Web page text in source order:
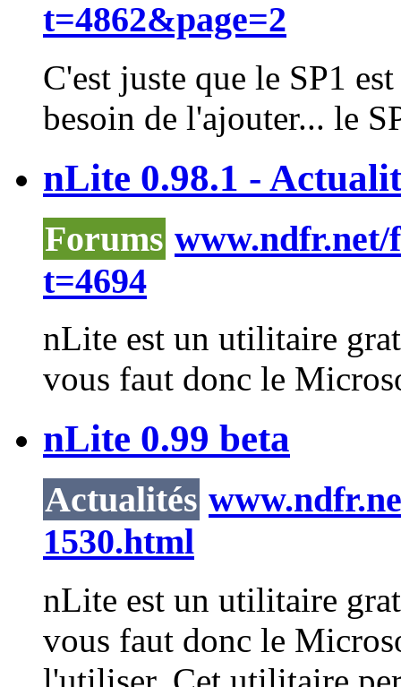
t=4862&page=2
C'est juste que le SP1
besoin de l'ajouter... le
nLite 0.98.1 -
Forums www.ndfr.net/
t=4694
nLite est un utilitaire
vous faut donc le
nLite 0.99 beta
Actualités
1530.html
nLite est un utilitaire
vous faut donc le